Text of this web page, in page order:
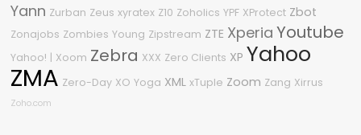
Yann Zurban Zeus xyratex Z10 Zoholics YPF XProtect Zbot
Zonajobs Zombies Young Zipstream ZTE Xperia Youtube
Yahoo! | Xoom Zebra XXX Zero Clients XP Yahoo
ZMA Zero-Day XO Yoga XML xTuple Zoom Zang Xirrus
Zoho.com